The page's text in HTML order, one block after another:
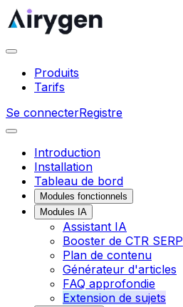
Produits
Tarifs
Se connecterRegistre
Introduction
Installation
Tableau de bord
Modules fonctionnels
Modules IA
Assistant IA
Booster de CTR SERP
Plan de contenu
Générateur d'articles
FAQ approfondie
Extension de sujets